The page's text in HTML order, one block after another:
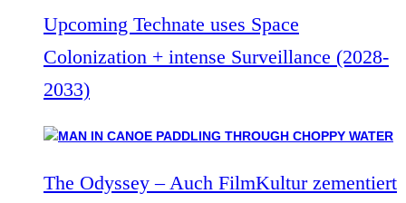
Upcoming Technate uses Space
Colonization + intense Surveillance (2028-
2033)
The Odyssey – Auch FilmKultur zementiert